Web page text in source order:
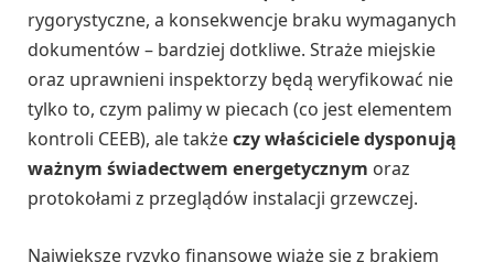
rygorystyczne, a konsekwencje braku wymaganych
dokumentów – bardziej dotkliwe. Straże miejskie
oraz uprawnieni inspektorzy będą weryfikować nie
tylko to, czym palimy w piecach (co jest elementem
kontroli CEEB), ale takżeczy właściciele dysponują
ważnym świadectwem energetycznym oraz
protokołami z przeglądów instalacji grzewczej.
Największe ryzyko finansowe wiąże się z brakiem